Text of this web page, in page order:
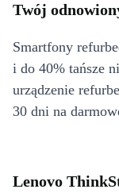
Twój
Smartfony
i do 40% tańsze
urządzenie
30 dni na
Lenovo